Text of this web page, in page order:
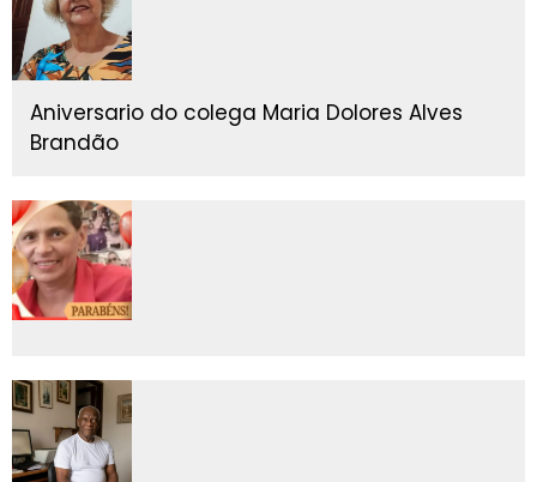
Aniversario do colega Maria Dolores Alves
Brandão